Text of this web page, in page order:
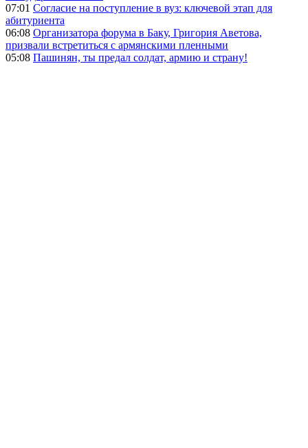
07:01 Согласие на поступление в вуз: ключевой этап для
абитуриента
06:08 Организатора форума в Баку, Григория Аветова,
призвали встретиться с армянскими пленными
05:08 Пашинян, ты предал солдат, армию и страну!